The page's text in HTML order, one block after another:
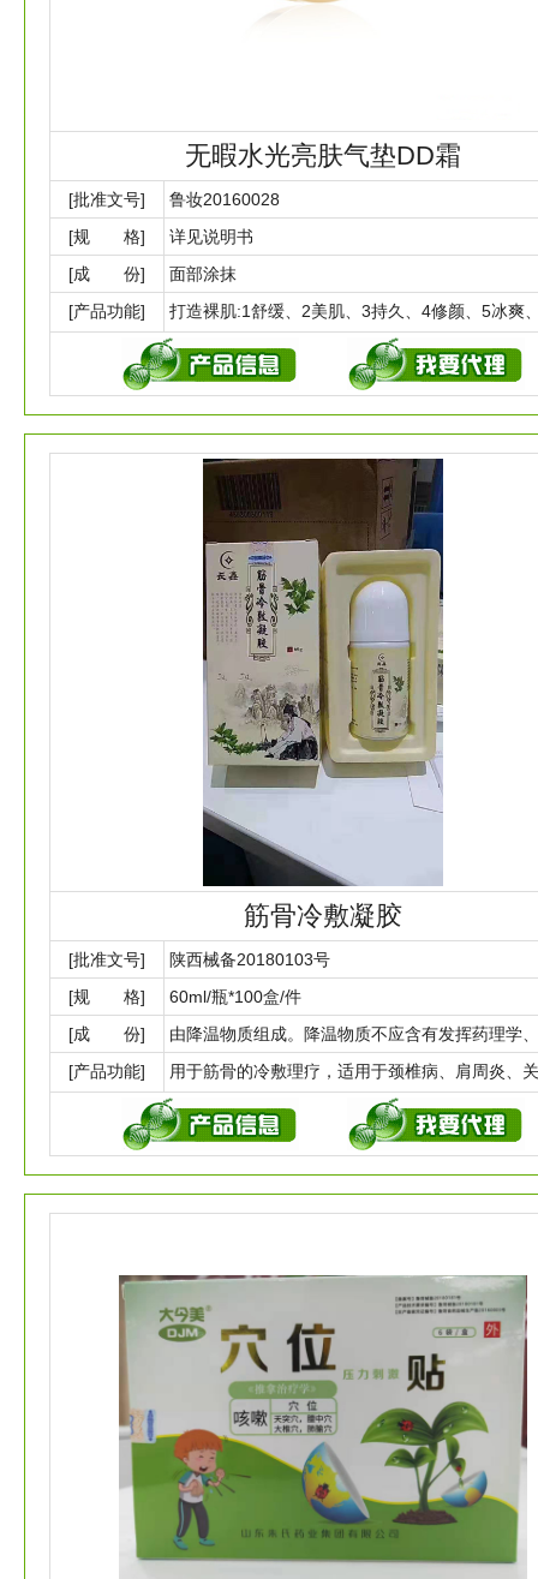
无暇水光亮肤气垫DD霜
[批准文号]
鲁妆20160028
[规 格]
详见说明书
[成 份]
面部涂抹
[产品功能]
筋骨冷敷凝胶
[批准文号]
陕西械备20180103号
[规 格]
60ml/瓶*100盒/件
[成 份]
[产品功能]